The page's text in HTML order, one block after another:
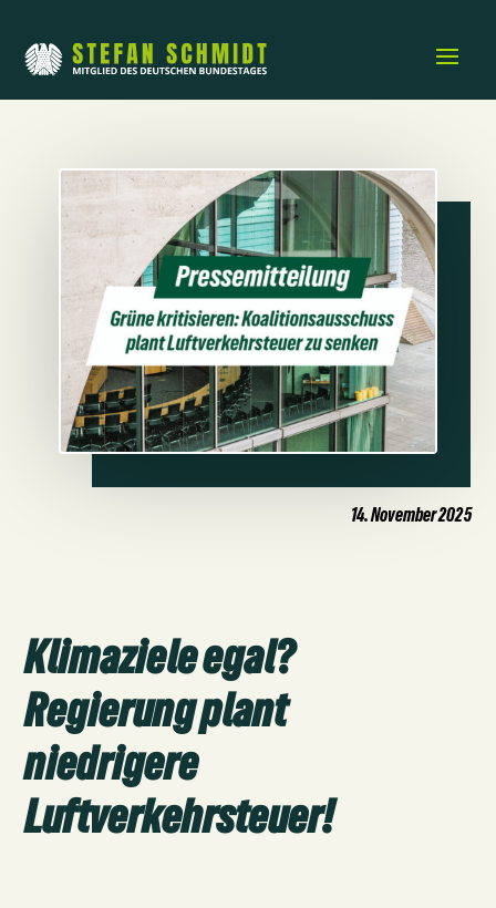
14. November 2025
Klimaziele egal?
Regierung plant
niedrigere
Luftverkehrsteuer!